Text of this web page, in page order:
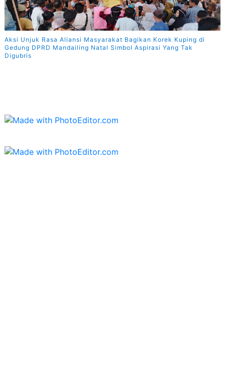
Aksi Unjuk Rasa Aliansi Masyarakat Bagikan Korek Kuping di
Gedung DPRD Mandailing Natal Simbol Aspirasi Yang Tak
Digubris